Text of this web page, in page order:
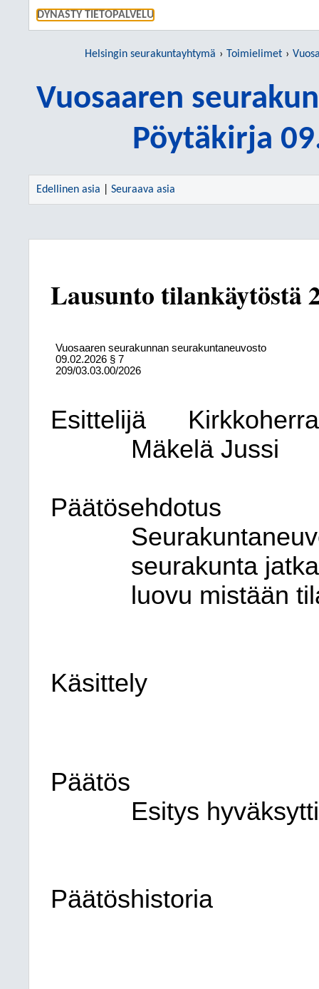
DYNASTY TIETOPALVELU
Helsingin seurakuntayhtymä Toimielimet
Vuosaaren
Pöytäkirja
Edellinen asia Seuraava asia
Lausunto tilankäytöstä
Vuosaaren seurakunnan seurakuntaneuvosto
09.02.2026 § 7
209/03.03.00/2026
Esittelijä
Mäkelä Jussi
Päätösehdotus
seurakunta
luovu mistään
Käsittely
Päätös
Esitys
Päätöshistoria